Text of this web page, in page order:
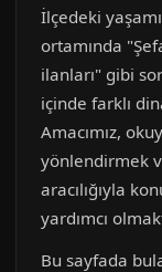
İlçedeki
ortamında
ilanları" gibi
içinde farklı
Amacımız,
yönlendirmek
aracılığıyla
yardımcı
Bu sayfada